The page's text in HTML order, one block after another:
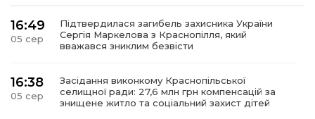
16:49
05 сер
Підтвердилася загибель захисника України
Сергія Маркелова з Краснопілля, який
вважався зниклим безвісти
16:38
05 сер
Засідання виконкому Краснопільської
селищної ради: 27,6 млн грн компенсацій за
знищене житло та соціальний захист дітей